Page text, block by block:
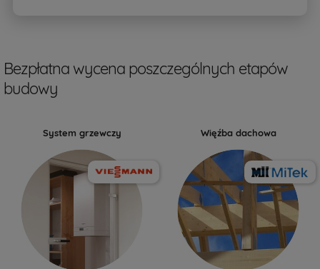
Bezpłatna wycena poszczególnych etapów
budowy
System grzewczy Więźba dachowa